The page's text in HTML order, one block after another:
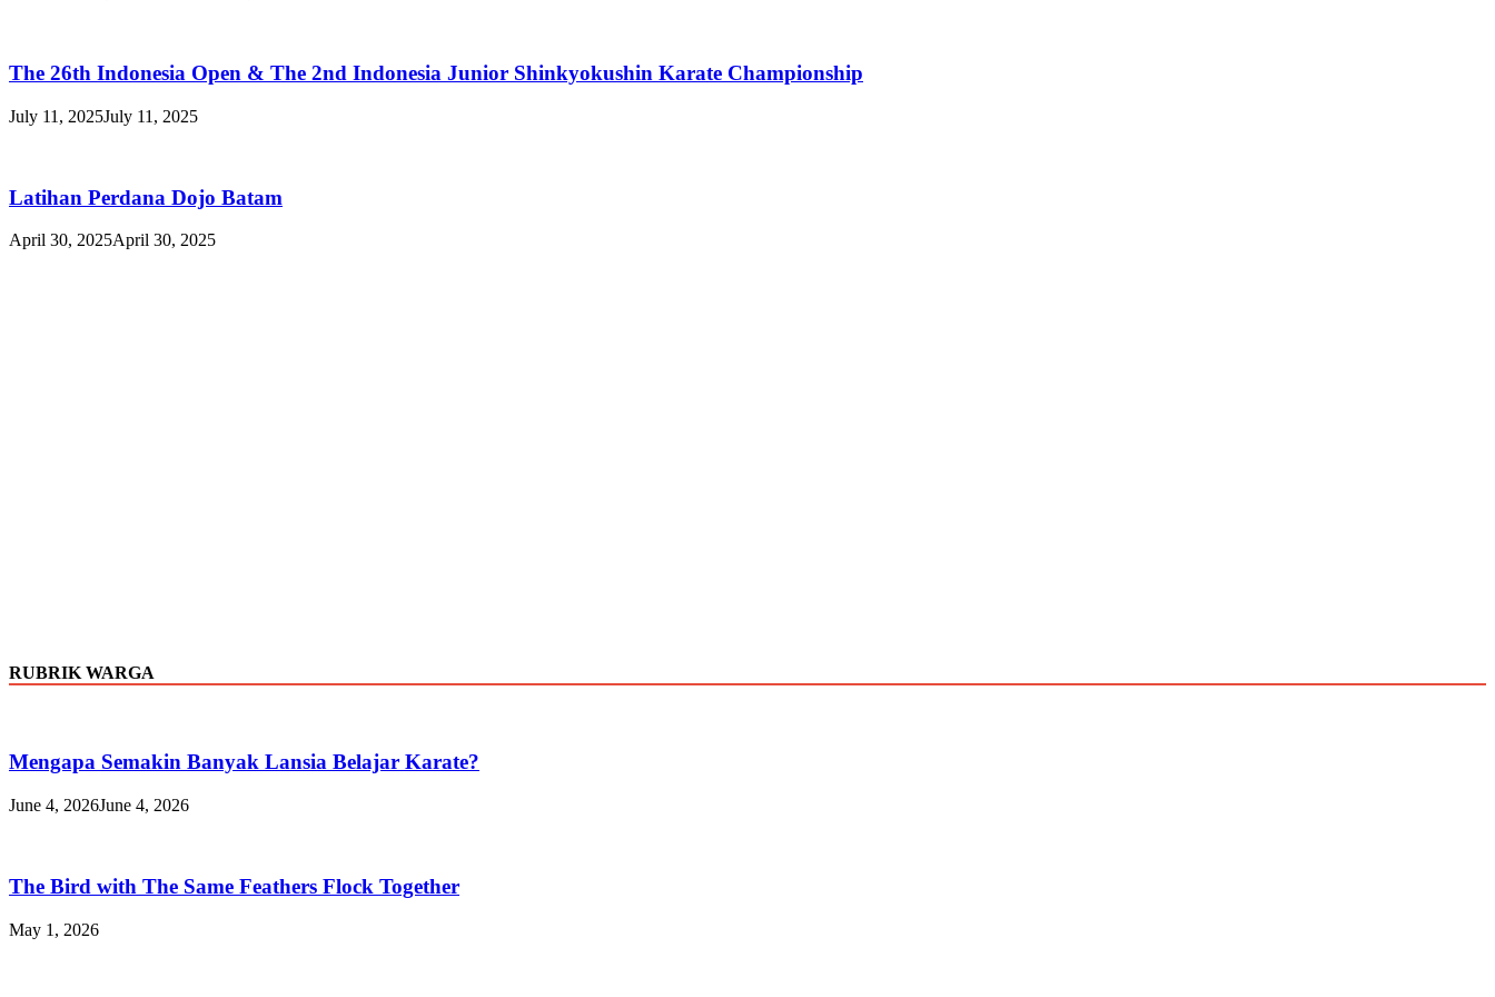
The 26th Indonesia Open & The 2nd Indonesia Junior Shinkyokushin Karate Championship
July 11, 2025July 11, 2025
Latihan Perdana Dojo Batam
April 30, 2025April 30, 2025
RUBRIK WARGA
Mengapa Semakin Banyak Lansia Belajar Karate?
June 4, 2026June 4, 2026
The Bird with The Same Feathers Flock Together
May 1, 2026